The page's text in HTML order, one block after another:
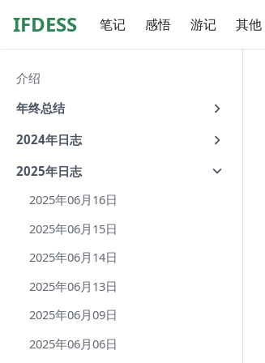
IFDESS 笔记 感悟 游记 其他
介绍
年终总结
2024年日志
2025年日志
2025年06月16日
2025年06月15日
2025年06月14日
2025年06月13日
2025年06月09日
2025年06月06日